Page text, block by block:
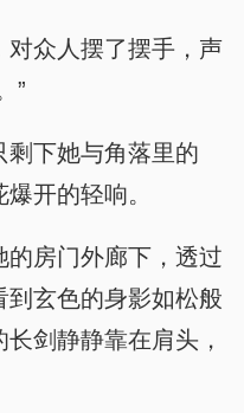
对众人摆了摆手，声
”
剩下她与角落里的
开的轻响。
房门外廊下，透过
玄色的身影如松般
剑静静靠在肩头，